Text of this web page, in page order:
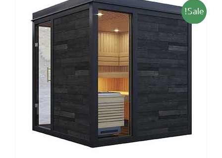
Sale!